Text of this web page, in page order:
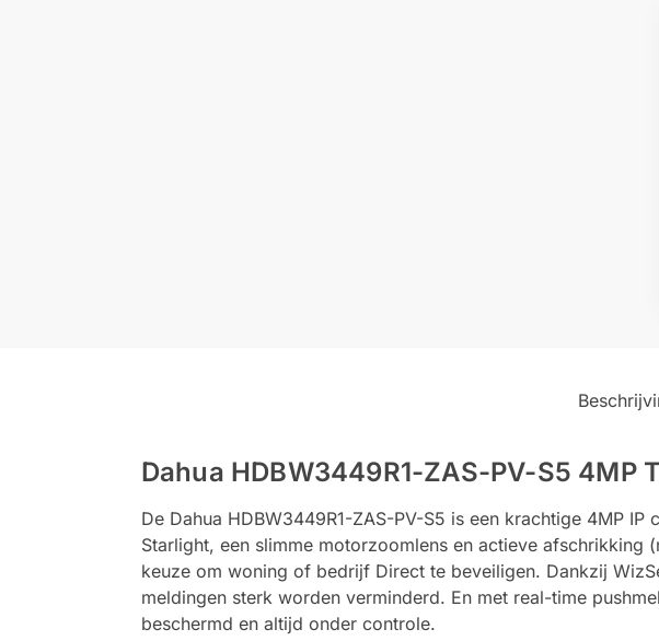
Dahua HDBW3449R1-ZAS-PV-S5
De Dahua HDBW3449R1-ZAS-PV-S5 is een krachtige 4MP
Starlight, een slimme motorzoomlens en actieve
keuze om woning of bedrijf Direct te beveiligen. Dankzij
meldingen sterk worden verminderd. En met real-time
beschermd en altijd onder controle.